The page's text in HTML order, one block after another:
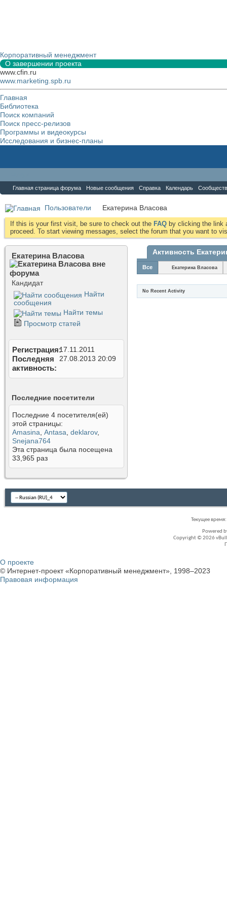
Корпоративный менеджмент
О завершении проекта
www.cfin.ru
www.marketing.spb.ru
Главная
Библиотека
Поиск компаний
Поиск пресс-релизов
Программы и видеокурсы
Исследования и бизнес-планы
Главная страница форума Новые сообщения Справка Календарь
Пользователи Екатерина Власова
If this is your first visit, be sure to check out the FAQ by clicking the link
proceed. To start viewing messages, select the forum that you want to
Екатерина Власова
Кандидат
Найти
сообщения
Найти темы
Просмотр статей
Регистрация17.11.2011
Последняя
активность
27.08.2013 20:09
Последние посетители
Последние 4 посетителя(ей)
этой страницы:
Amasina Antasa deklarov,
Snejana764
Эта страница была посещена
33,965 раз
Активность
Все Екатерина Власова
No Recent Activity
Текущее время:
Powered
Copyright © 2026
О проекте
© Интернет-проект «Корпоративный менеджмент», 1998–2023
Правовая информация